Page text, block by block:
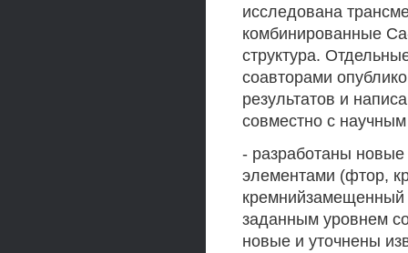
исследована
комбинированные
структура.
соавторами
результатов и
совместно с
- разработаны
элементами (фтор,
кремнийзамещенный
заданным уровнем
новые и уточнены